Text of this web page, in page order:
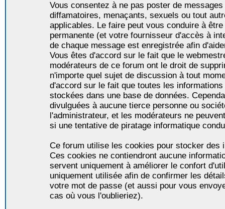
Vous consentez à ne pas poster de
diffamatoires, menaçants, sexuels ou tout
applicables. Le faire peut vous conduire à
permanente (et votre fournisseur d'accès à
de chaque message est enregistrée afin
Vous êtes d'accord sur le fait que le
modérateurs de ce forum ont le droit de
n'importe quel sujet de discussion à tout
d'accord sur le fait que toutes les
stockées dans une base de données.
divulguées à aucune tierce personne ou
l'administrateur, et les modérateurs ne
si une tentative de piratage informatique
Ce forum utilise les cookies pour stocker des
Ces cookies ne contiendront aucune
servent uniquement à améliorer le confort
uniquement utilisée afin de confirmer les
votre mot de passe (et aussi pour vous
cas où vous l'oublieriez).